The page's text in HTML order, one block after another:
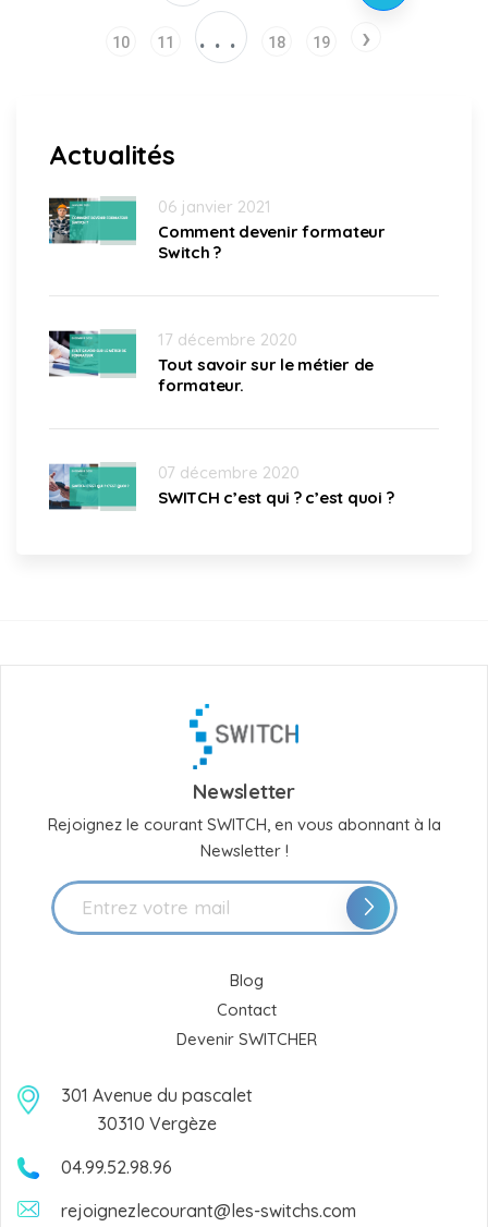
10 11 ... 18 19 ›
Actualités
06 janvier 2021
Comment devenir formateur
Switch ?
17 décembre 2020
Tout savoir sur le métier de
formateur.
07 décembre 2020
SWITCH c’est qui ? c’est quoi ?
Newsletter
Rejoignez le courant SWITCH, en vous abonnant à la
Newsletter !
Blog
Contact
Devenir SWITCHER
301 Avenue du pascalet
30310 Vergèze
04.99.52.98.96
rejoignezlecourant@les-switchs.com